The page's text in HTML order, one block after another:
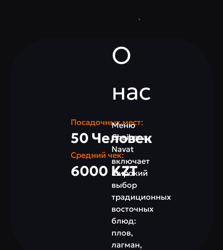
О
нас
Меню
Chaihana
Navat
включает
широкий
выбор
традиционных
восточных
блюд:
плов,
лагман,
Посадочных мест:
50 Человек
Средний чек:
6000 KZT